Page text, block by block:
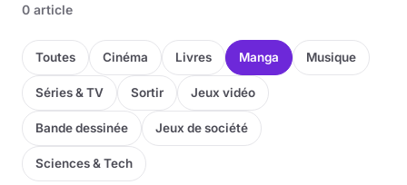
0 article
Toutes Cinéma Livres Manga Musique
Séries & TV Sortir Jeux vidéo
Bande dessinée Jeux de société
Sciences & Tech